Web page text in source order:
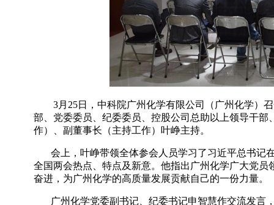
3月 25日，中科院广州化学有限公司（广州化学）
部、党委委员、纪委委员、控股公司总助以上领导干
作）、副董事长（主持工作）叶峥主持。
会上，叶峥带领全体参会人员学习了习近平总书记
全国两会热点、特点及新意。他指出广州化学广大党
奋进，为广州化学的高质量发展贡献自己的一份力量。
广州化学党委副书记、纪委书记申智慧作交流发言